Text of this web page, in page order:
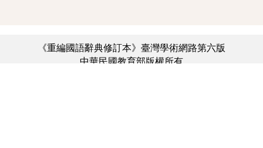
《重編國語辭典修訂本》臺灣學術網路第六版
中華民國教育部版權所有